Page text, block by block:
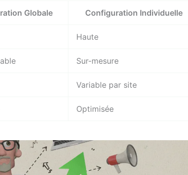
Globale Configuration Individuelle
Haute
Sur-mesure
Variable par site
Optimisée